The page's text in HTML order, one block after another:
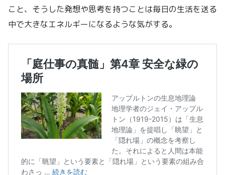
こと、そうした発想や思考を持つことは毎日の生活を送る
中で大きなエネルギーになるような気がする。